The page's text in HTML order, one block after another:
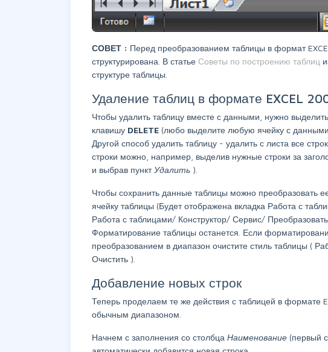
СОВЕТ : Перед преобразованием таблицы в формат
структурирована. В статье Советы по построению таблиц
структуре таблицы.
Удаление таблиц в формате EXCEL
Чтобы удалить таблицу вместе с данными, нужно
клавишу DELETE (любо выделите любую ячейку с
Другой способ удалить таблицу - удалить с листа все
строки можно, например, выделив нужные строки за
и выбрав пунктУдалить ).
Чтобы сохранить данные таблицы можно преобразовать
ячейку таблицы (Будет отображена вкладка Работа с
Работа с таблицами/ Конструктор/ Сервис/
Форматирование таблицы останется. Если
преобразованием в диапазон очистите стиль таблицы (
Очистить ).
Добавление новых строк
Теперь проделаем те же действия с таблицей в формате
обычным диапазоном.
Начнем с заполнения со столбца Наименование (первый